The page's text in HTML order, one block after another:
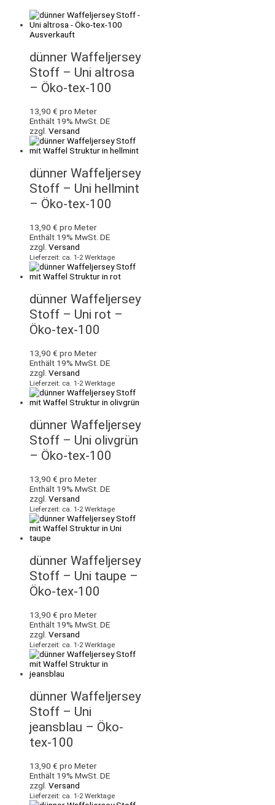
Ausverkauft
dünner Waffeljersey
Stoff – Uni altrosa
– Öko-tex-100
13,90 € pro Meter
Enthält 19% MwSt. DE
zzgl. Versand
dünner Waffeljersey
Stoff – Uni hellmint
– Öko-tex-100
13,90 € pro Meter
Enthält 19% MwSt. DE
zzgl. Versand
Lieferzeit: ca. 1-2 Werktage
dünner Waffeljersey
Stoff – Uni rot –
Öko-tex-100
13,90 € pro Meter
Enthält 19% MwSt. DE
zzgl. Versand
Lieferzeit: ca. 1-2 Werktage
dünner Waffeljersey
Stoff – Uni olivgrün
– Öko-tex-100
13,90 € pro Meter
Enthält 19% MwSt. DE
zzgl. Versand
Lieferzeit: ca. 1-2 Werktage
dünner Waffeljersey
Stoff – Uni taupe –
Öko-tex-100
13,90 € pro Meter
Enthält 19% MwSt. DE
zzgl. Versand
Lieferzeit: ca. 1-2 Werktage
dünner Waffeljersey
Stoff – Uni
jeansblau – Öko-
tex-100
13,90 € pro Meter
Enthält 19% MwSt. DE
zzgl. Versand
Lieferzeit: ca. 1-2 Werktage